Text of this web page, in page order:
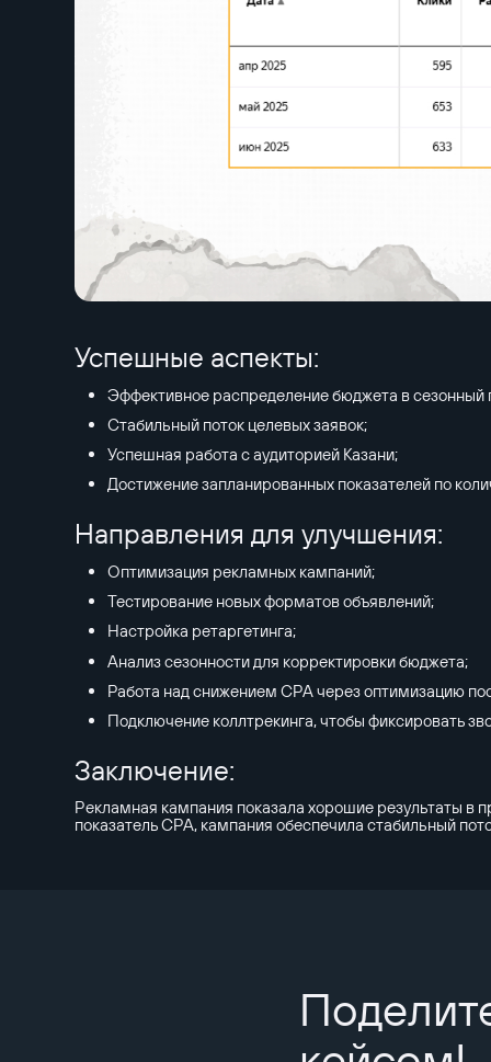
Успешные аспекты:
Эффективное распределение бюджета в сезонный
Стабильный поток целевых заявок;
Успешная работа с аудиторией Казани;
Достижение запланированных показателей по
Направления для улучшения:
Оптимизация рекламных кампаний;
Тестирование новых форматов объявлений;
Настройка ретаргетинга;
Анализ сезонности для корректировки бюджета;
Работа над снижением CPA через оптимизацию
Подключение коллтрекинга, чтобы фиксировать
Заключение:
Рекламная кампания показала хорошие результаты в
показатель CPA, кампания обеспечила стабильный